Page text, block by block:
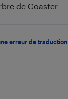
de Coaster
erreur de traduction